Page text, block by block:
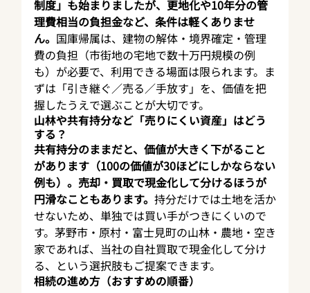
制度」も始まりましたが、更地化や10年分の管
理費相当の負担金など、条件は軽くありませ
ん。 国庫帰属は、建物の解体・境界確定・管理
費の負担（市街地の宅地で数十万円規模の例
も）が必要で、利用できる場面は限られます。ま
ずは「引き継ぐ／売る／手放す」を、価値を把
握したうえで選ぶことが大切です。
山林や共有持分など「売りにくい資産」はどう
する？
共有持分のままだと、価値が大きく下がること
があります（100の価値が30ほどにしかならない
例も）。売却・買取で現金化して分けるほうが
円滑なこともあります。 持分だけでは土地を活か
せないため、単独では買い手がつきにくいので
す。茅野市・原村・富士見町の山林・農地・空き
家であれば、当社の自社買取で現金化して分け
る、という選択肢もご提案できます。
相続の進め方（おすすめの順番）